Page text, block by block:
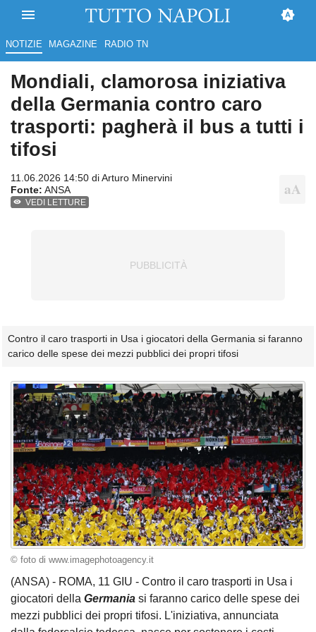
NOTIZIE MAGAZINE RADIO TN
Mondiali, clamorosa iniziativa
della Germania contro caro
trasporti: pagherà il bus a tutti i
tifosi
11.06.2026 14:50 diArturo Minervini
Fonte: ANSA
VEDI LETTURE
Contro il caro trasporti in Usa i giocatori della Germania si faranno
carico delle spese dei mezzi pubblici dei propri tifosi
© foto di www.imagephotoagency.it
(ANSA) - ROMA, 11 GIU - Contro il caro trasporti in Usa i
giocatori della Germania si faranno carico delle spese dei
mezzi pubblici dei propri tifosi. L'iniziativa, annunciata